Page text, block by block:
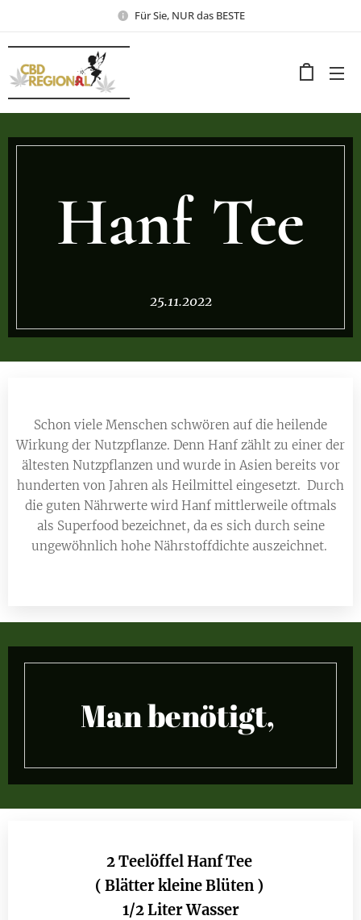
Für Sie, NUR das BESTE
Hanf Tee
25.11.2022
Schon viele Menschen schwören auf die heilende
Wirkung der Nutzpflanze. Denn Hanf zählt zu einer der
ältesten Nutzpflanzen und wurde in Asien bereits vor
hunderten von Jahren als Heilmittel eingesetzt. Durch
die guten Nährwerte wird Hanf mittlerweile oftmals
als Superfood bezeichnet, da es sich durch seine
ungewöhnlich hohe Nährstoffdichte auszeichnet.
Man benötigt,
2 Teelöffel Hanf Tee
( Blätter kleine Blüten )
1/2 Liter Wasser